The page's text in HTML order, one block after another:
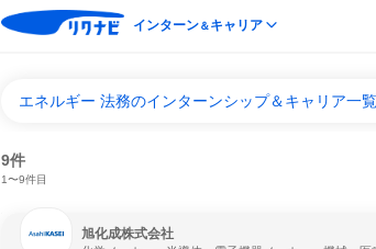
インターン＆キャリア
エネルギー 法務のインターンシップ＆キャリア一覧
9件
1〜9件目
旭化成株式会社